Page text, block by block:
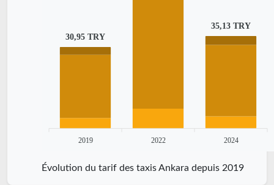
30,95 TRY
35,13 TRY
2019 2022 2024
Évolution du tarif des taxis Ankara depuis 2019